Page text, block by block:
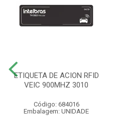
ETIQUETA DE ACION RFID
VEIC 900MHZ 3010
Código: 684016
Embalagem: UNIDADE